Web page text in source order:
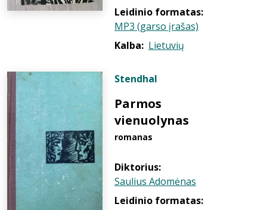
Leidinio formatas:
MP3 (garso įrašas)
Kalba: Lietuvių
Stendhal
Parmos
vienuolynas
romanas
Diktorius:
Saulius Adomėnas
Leidinio formatas: